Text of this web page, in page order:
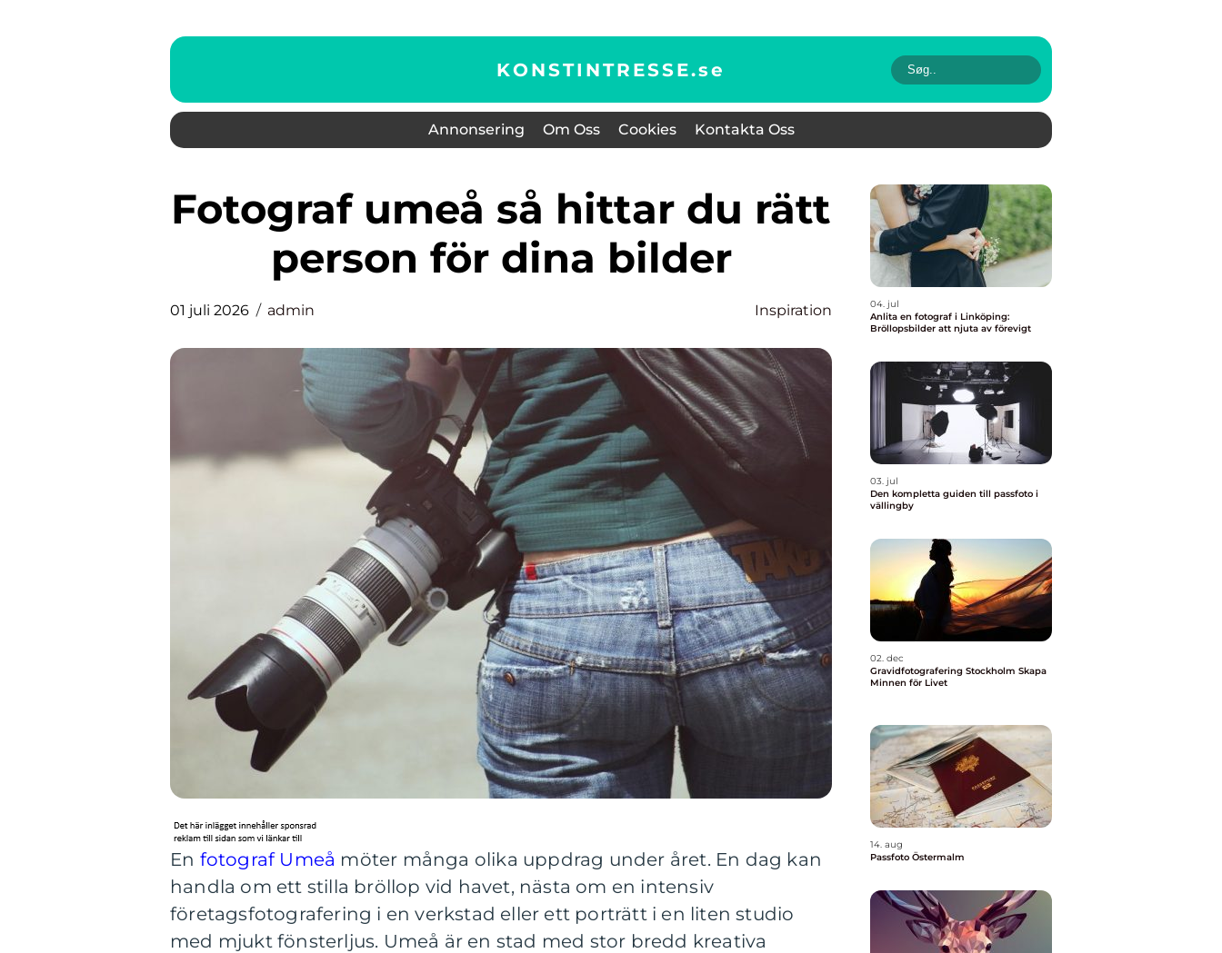
KONSTINTRESSE.se
Annonsering Om Oss Cookies Kontakta Oss
Fotograf umeå så hittar du rätt
person för dina bilder
01 juli 2026 admin Inspiration
En fotograf Umeå möter många olika uppdrag under året. En dag kan
handla om ett stilla bröllop vid havet, nästa om en intensiv
företagsfotografering i en verkstad eller ett porträtt i en liten studio
med mjukt fönsterljus. Umeå är en stad med stor bredd kreativa
04. jul
Anlita en fotograf i Linköping:
Bröllopsbilder att njuta av förevigt
03. jul
Den kompletta guiden till passfoto i
vällingby
02. dec
Gravidfotografering Stockholm Skapa
Minnen för Livet
14. aug
Passfoto Östermalm